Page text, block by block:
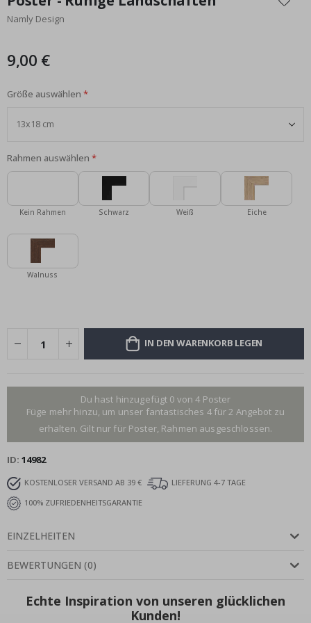
der
Bildgalerie
Namly Design
9,00 €
Größe auswählen
Rahmen auswählen
Kein Rahmen Schwarz Weiß Eiche
Walnuss
IN DEN WARENKORB LEGEN
Du hast hinzugefügt 0 von 4 Poster
Füge mehr hinzu, um unser fantastisches 4 für 2 Angebot zu
erhalten. Gilt nur für Poster, Rahmen ausgeschlossen.
ID 14982
KOSTENLOSER VERSAND AB 39 €
LIEFERUNG 4-7 TAGE
100% ZUFRIEDENHEITSGARANTIE
EINZELHEITEN
BEWERTUNGEN (0)
Echte Inspiration von unseren glücklichen
Kunden!